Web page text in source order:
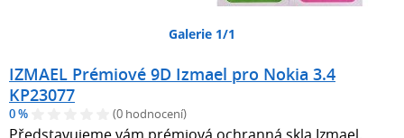
Galerie 1/1
IZMAEL Prémiové 9D Izmael pro Nokia 3.4
KP23077
0 % (0 hodnocení)